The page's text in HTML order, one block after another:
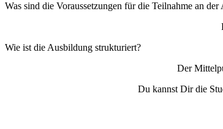
Was sind die Voraussetzungen für die Teilnahme an
Wie ist die Ausbildung strukturiert?
Der
Du kannst Dir die